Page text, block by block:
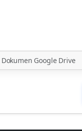
Dokumen Google Drive